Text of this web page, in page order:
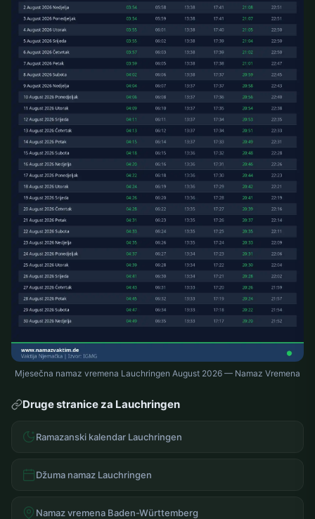
Mjesečna namaz vremena Lauchringen August 2026 — Namaz Vremena
Druge stranice za Lauchringen
Ramazanski kalendar Lauchringen
Džuma namaz Lauchringen
Namaz vremena Baden-Württemberg